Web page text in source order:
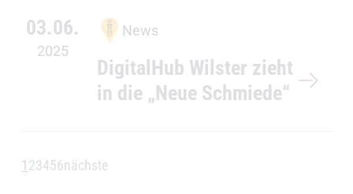
DigitalHub Wilster zieht
in die „Neue Schmiede“
News
03.06.
2025
123456nächste